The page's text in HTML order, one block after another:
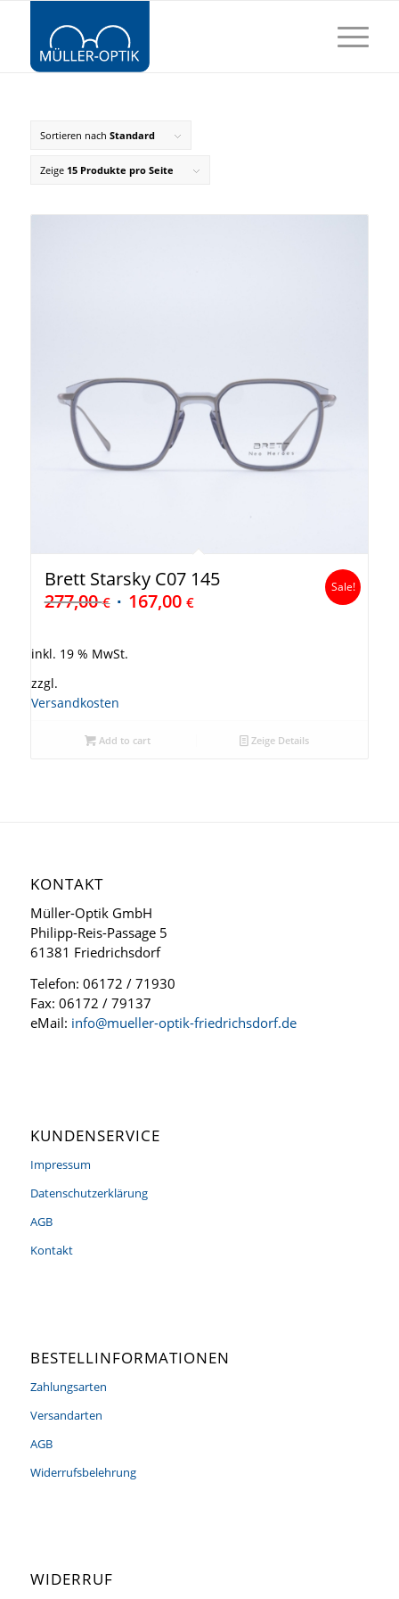
Sortieren nach Standard
Zeige 15 Produkte pro Seite
Brett Starsky C07 145
277,00€ 167,00 €
Sale!
inkl. 19 % MwSt.
zzgl.
Versandkosten
Add to cart Zeige Details
KONTAKT
Müller-Optik GmbH
Philipp-Reis-Passage 5
61381 Friedrichsdorf
Telefon: 06172 / 71930
Fax: 06172 / 79137
eMail: info@mueller-optik-friedrichsdorf.de
KUNDENSERVICE
Impressum
Datenschutzerklärung
AGB
Kontakt
BESTELLINFORMATIONEN
Zahlungsarten
Versandarten
AGB
Widerrufsbelehrung
WIDERRUF